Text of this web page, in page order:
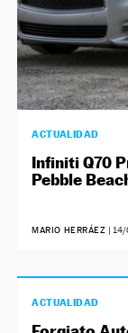
ACTUALIDAD
Infiniti Q70
Pebble
MARIO HERRÁEZ |
ACTUALIDAD